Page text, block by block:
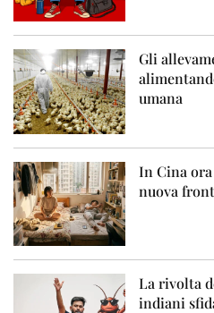
Gli
umana
In Cina
nuova
La rivolta
indiani